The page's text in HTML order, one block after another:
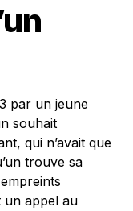
par un jeune
souhait
qui n’avait que
trouve sa
un appel au